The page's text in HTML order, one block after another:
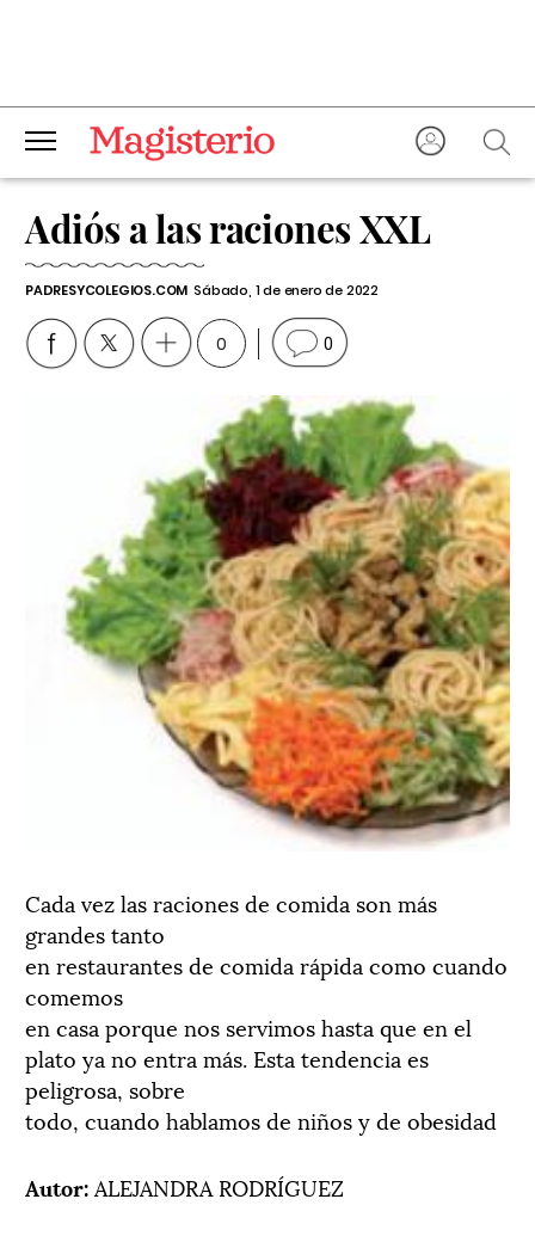
Adiós a las raciones XXL
PADRESYCOLEGIOS.COM Sábado, 1 de enero de 2022
0 0
Cada vez las raciones de comida son más
grandes tanto
en restaurantes de comida rápida como cuando
comemos
en casa porque nos servimos hasta que en el
plato ya no entra más. Esta tendencia es
peligrosa, sobre
todo, cuando hablamos de niños y de obesidad
Autor:ALEJANDRA RODRÍGUEZ